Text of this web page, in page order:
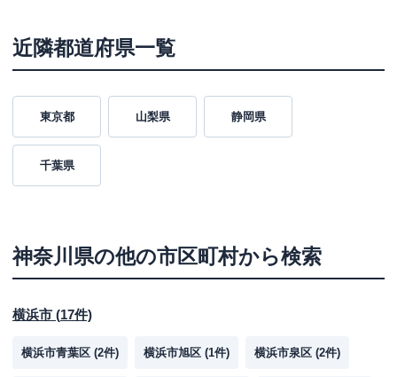
近隣都道府県一覧
東京都 山梨県 静岡県
千葉県
神奈川県の他の市区町村から検索
横浜市 (17件)
横浜市青葉区 (2件) 横浜市旭区 (1件) 横浜市泉区 (2件)